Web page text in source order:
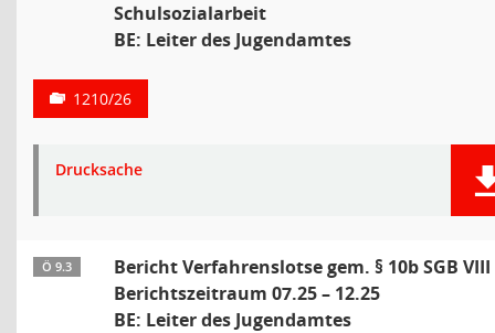
Schulsozialarbeit
BE: Leiter des Jugendamtes
1210/26
Drucksache
Ö 9.3
Bericht Verfahrenslotse gem. § 10b SGB VIII
Berichtszeitraum 07.25 – 12.25
BE: Leiter des Jugendamtes